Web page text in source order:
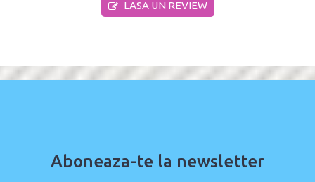
LASA UN REVIEW
Aboneaza-te la newsletter